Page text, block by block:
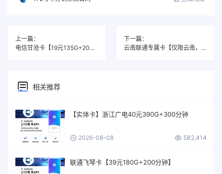
上一篇：
电信甘沧卡【19元135G+200分钟】
下一篇：
云南联通专属卡【仅限云南，在线选号】
相关推荐
【实体卡】浙江广电40元390G+300分钟
2026-08-08 582,414
联通飞琴卡【39元180G+200分钟】